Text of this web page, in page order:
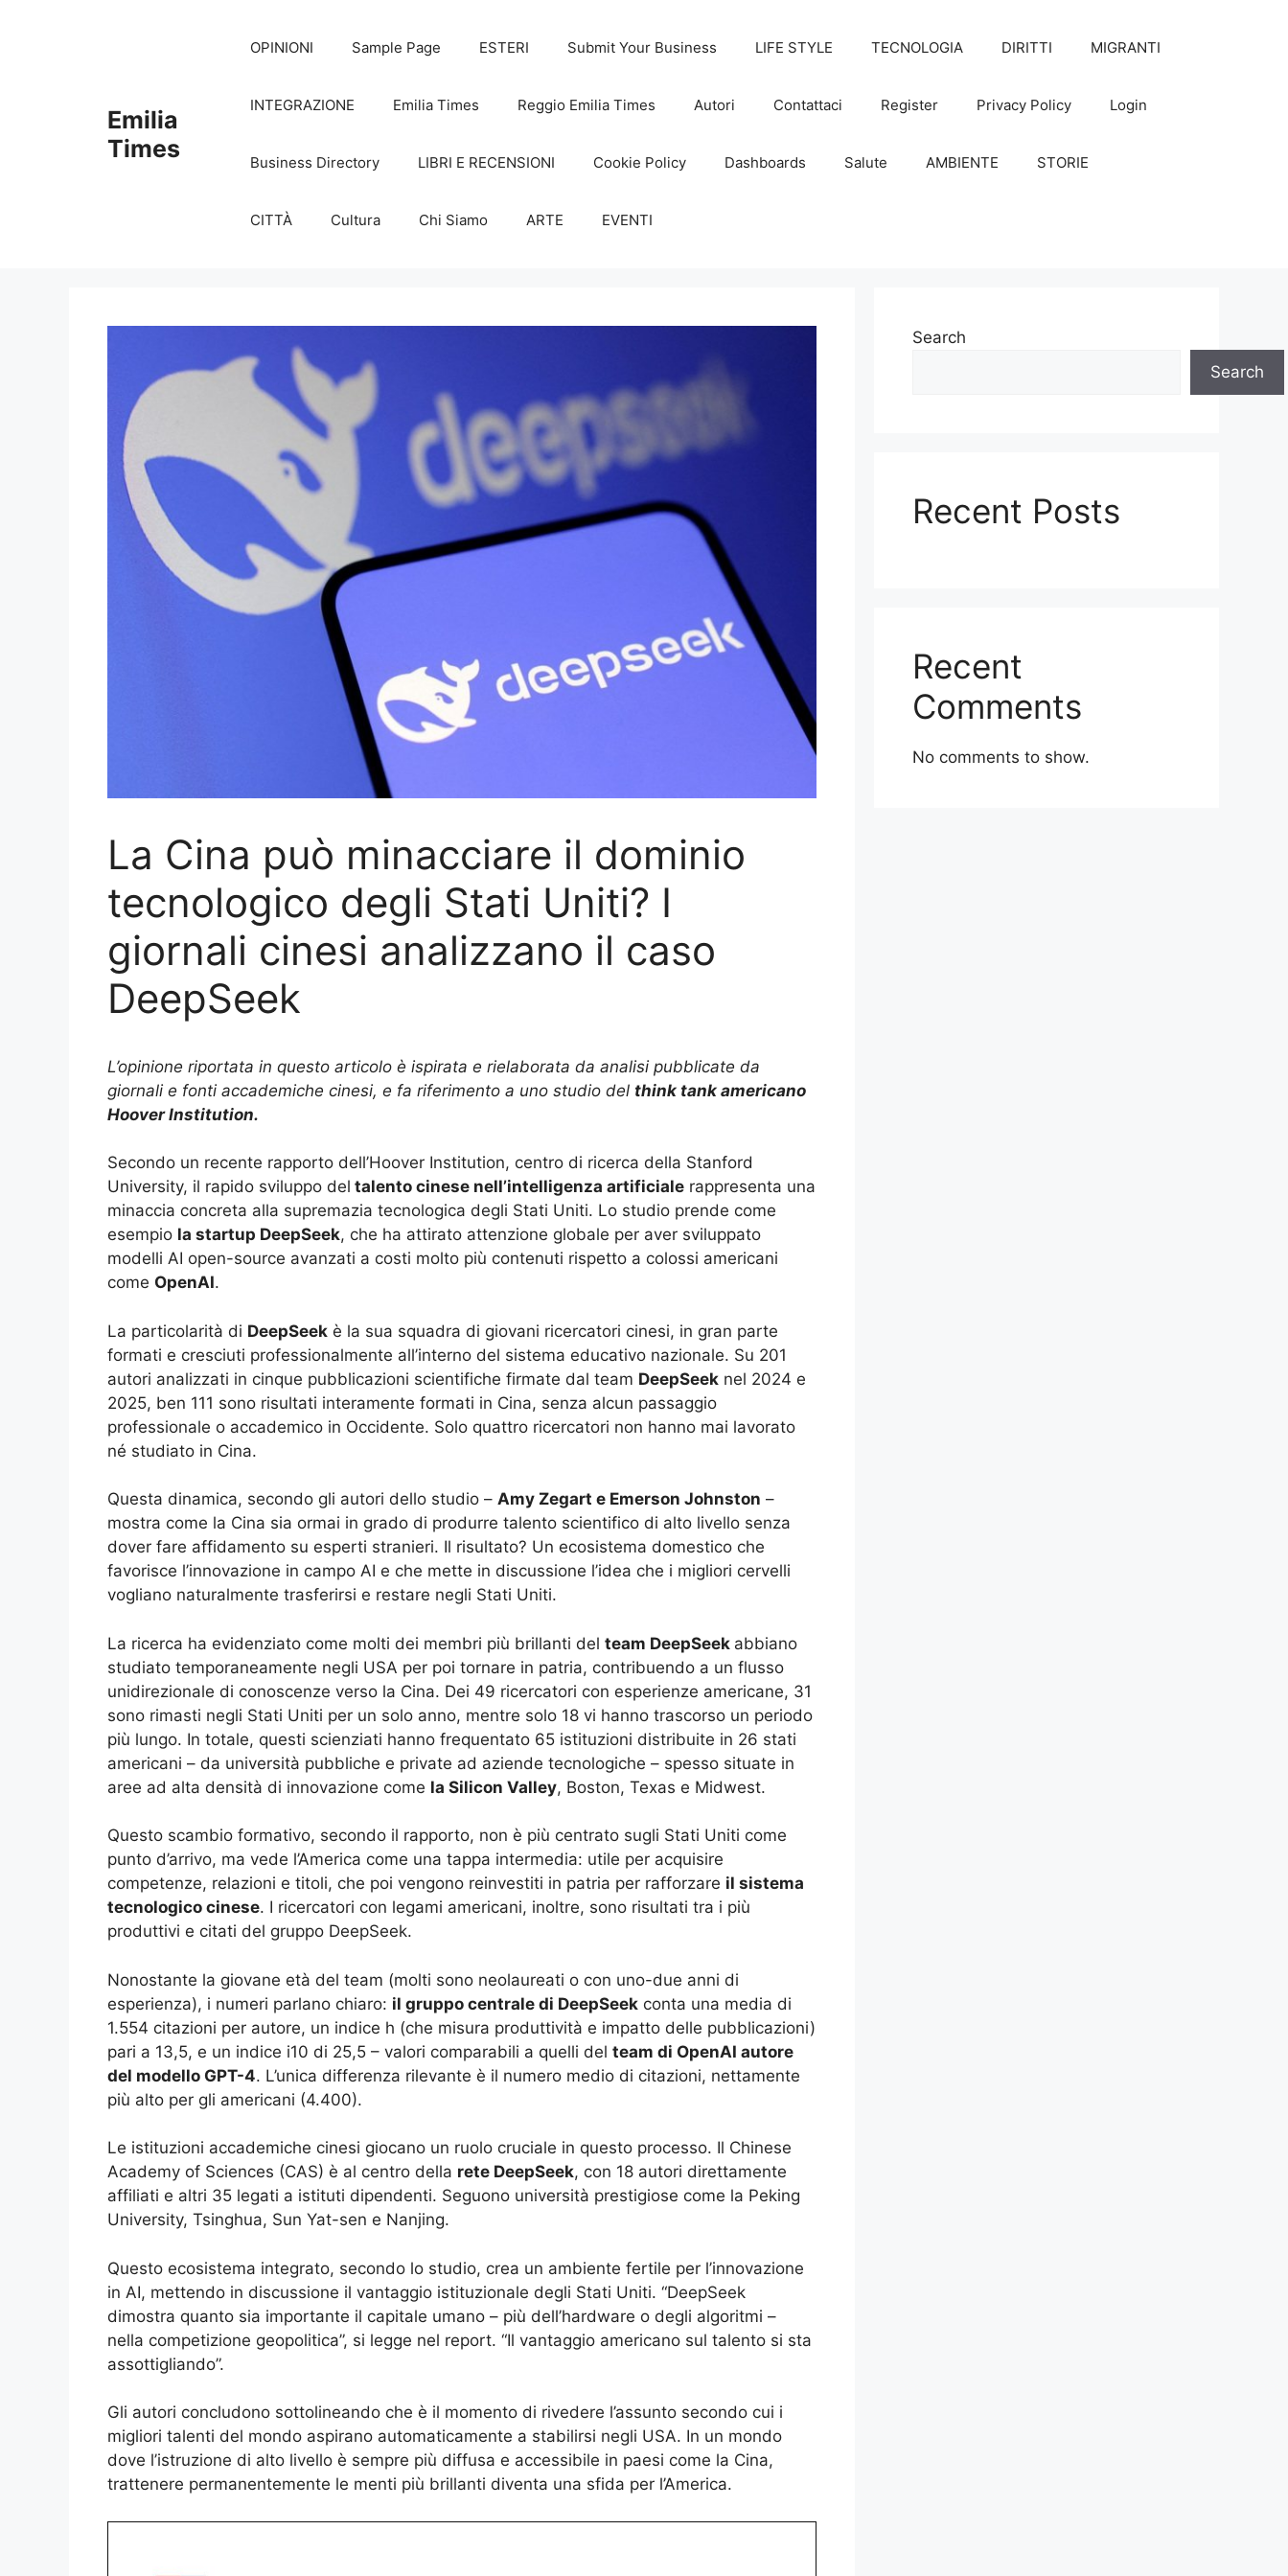
Emilia
Times
OPINIONI Sample Page ESTERI Submit Your Business LIFE STYLE TECNOLOGIA DIRITTI MIGRANTI
INTEGRAZIONE Emilia Times Reggio Emilia Times Autori Contattaci Register Privacy Policy Login
Business Directory LIBRI E RECENSIONI Cookie Policy Dashboards Salute AMBIENTE STORIE
CITTÀ Cultura Chi Siamo ARTE EVENTI
La Cina può minacciare il dominio
tecnologico degli Stati Uniti? I
giornali cinesi analizzano il caso
DeepSeek
L’opinione riportata in questo articolo è ispirata e rielaborata da analisi pubblicate da
giornali e fonti accademiche cinesi, e fa riferimento a uno studio del think tank americano
Hoover Institution.
Secondo un recente rapporto dell’Hoover Institution, centro di ricerca della Stanford
University, il rapido sviluppo del talento cinese nell’intelligenza artificiale rappresenta una
minaccia concreta alla supremazia tecnologica degli Stati Uniti. Lo studio prende come
esempio la startup DeepSeek, che ha attirato attenzione globale per aver sviluppato
modelli AI open-source avanzati a costi molto più contenuti rispetto a colossi americani
come OpenAI.
La particolarità di DeepSeek è la sua squadra di giovani ricercatori cinesi, in gran parte
formati e cresciuti professionalmente all’interno del sistema educativo nazionale. Su 201
autori analizzati in cinque pubblicazioni scientifiche firmate dal team DeepSeek nel 2024 e
2025, ben 111 sono risultati interamente formati in Cina, senza alcun passaggio
professionale o accademico in Occidente. Solo quattro ricercatori non hanno mai lavorato
né studiato in Cina.
Questa dinamica, secondo gli autori dello studio – Amy Zegart e Emerson Johnston –
mostra come la Cina sia ormai in grado di produrre talento scientifico di alto livello senza
dover fare affidamento su esperti stranieri. Il risultato? Un ecosistema domestico che
favorisce l’innovazione in campo AI e che mette in discussione l’idea che i migliori cervelli
vogliano naturalmente trasferirsi e restare negli Stati Uniti.
La ricerca ha evidenziato come molti dei membri più brillanti del team DeepSeek abbiano
studiato temporaneamente negli USA per poi tornare in patria, contribuendo a un flusso
unidirezionale di conoscenze verso la Cina. Dei 49 ricercatori con esperienze americane, 31
sono rimasti negli Stati Uniti per un solo anno, mentre solo 18 vi hanno trascorso un periodo
più lungo. In totale, questi scienziati hanno frequentato 65 istituzioni distribuite in 26 stati
americani – da università pubbliche e private ad aziende tecnologiche – spesso situate in
aree ad alta densità di innovazione come la Silicon Valley, Boston, Texas e Midwest.
Questo scambio formativo, secondo il rapporto, non è più centrato sugli Stati Uniti come
punto d’arrivo, ma vede l’America come una tappa intermedia: utile per acquisire
competenze, relazioni e titoli, che poi vengono reinvestiti in patria per rafforzare il sistema
tecnologico cinese. I ricercatori con legami americani, inoltre, sono risultati tra i più
produttivi e citati del gruppo DeepSeek.
Nonostante la giovane età del team (molti sono neolaureati o con uno-due anni di
esperienza), i numeri parlano chiaro: il gruppo centrale di DeepSeek conta una media di
1.554 citazioni per autore, un indice h (che misura produttività e impatto delle pubblicazioni)
pari a 13,5, e un indice i10 di 25,5 – valori comparabili a quelli del team di OpenAI autore
del modello GPT-4. L’unica differenza rilevante è il numero medio di citazioni, nettamente
più alto per gli americani (4.400).
Le istituzioni accademiche cinesi giocano un ruolo cruciale in questo processo. Il Chinese
Academy of Sciences (CAS) è al centro della rete DeepSeek, con 18 autori direttamente
affiliati e altri 35 legati a istituti dipendenti. Seguono università prestigiose come la Peking
University, Tsinghua, Sun Yat-sen e Nanjing.
Questo ecosistema integrato, secondo lo studio, crea un ambiente fertile per l’innovazione
in AI, mettendo in discussione il vantaggio istituzionale degli Stati Uniti. “DeepSeek
dimostra quanto sia importante il capitale umano – più dell’hardware o degli algoritmi –
nella competizione geopolitica”, si legge nel report. “Il vantaggio americano sul talento si sta
assottigliando”.
Gli autori concludono sottolineando che è il momento di rivedere l’assunto secondo cui i
migliori talenti del mondo aspirano automaticamente a stabilirsi negli USA. In un mondo
dove l’istruzione di alto livello è sempre più diffusa e accessibile in paesi come la Cina,
trattenere permanentemente le menti più brillanti diventa una sfida per l’America.
Search
Search
Recent Posts
Recent
Comments
No comments to show.